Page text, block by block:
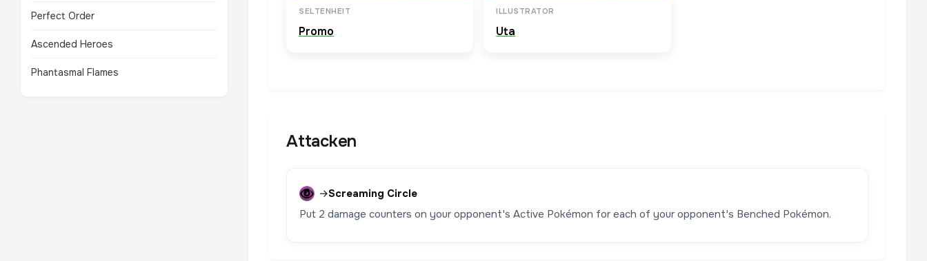
Perfect Order
Ascended Heroes
Phantasmal Flames
SELTENHEIT
Promo
ILLUSTRATOR
Uta
Attacken
→Screaming Circle
Put 2 damage counters on your opponent's Active Pokémon for each of your opponent's Benched Pokémon.